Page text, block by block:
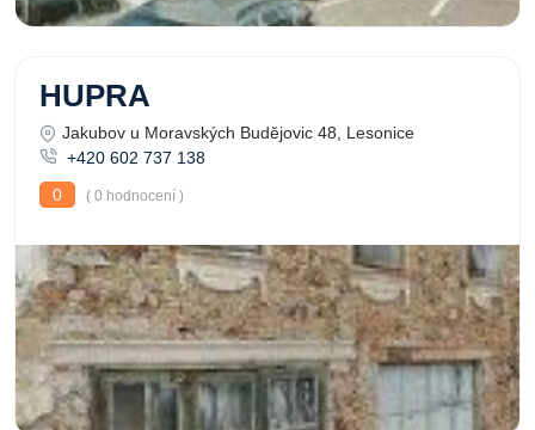
HUPRA
Jakubov u Moravských Budějovic 48, Lesonice
+420 602 737 138
0
( 0 hodnocení )